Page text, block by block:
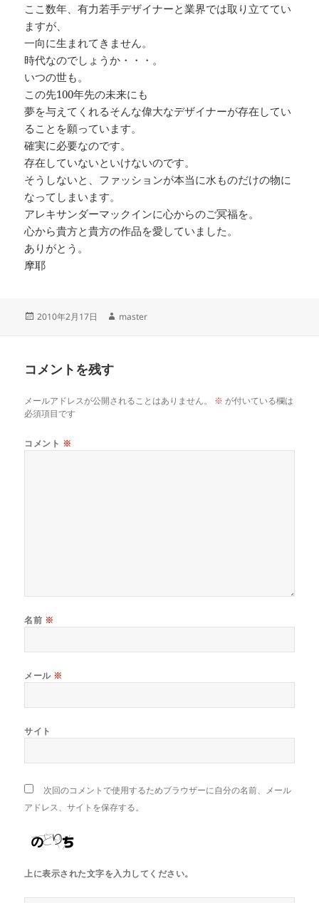
ここ数年、有力若手デザイナーと業界では取り立ててい
ますが、
一向に生まれてきません。
時代なのでしょうか・・・。
いつの世も。
この先100年先の未来にも
夢を与えてくれるそんな偉大なデザイナーが存在してい
ることを願っています。
確実に必要なのです。
存在していないといけないのです。
そうしないと、ファッションが本当に水ものだけの物に
なってしまいます。
アレキサンダーマックインに心からのご冥福を。
心から貴方と貴方の作品を愛していました。
ありがとう。
摩耶
投
2010年2月17日
作
master
コメントを残す
メールアドレスが公開されることはありません。 ※ が付いている欄は
必須項目です
コメント ※
名前 ※
メール ※
サイト
次回のコメントで使用するためブラウザーに自分の名前、メール
アドレス、サイトを保存する。
上に表示された文字を入力してください。